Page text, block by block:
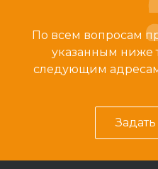
По всем вопросам
указанным ниже
следующим